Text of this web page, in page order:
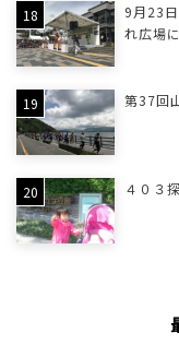
9月23
れ広場
第37回
４０３